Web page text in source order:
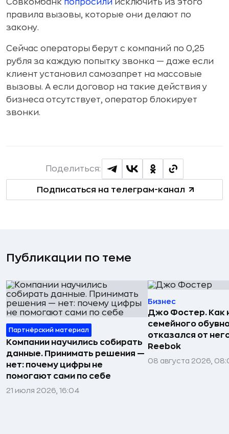
Совкомбанк попросили исключить из этого
правила вызовы, которые они делают по
закону.
Сейчас операторы берут с компаний по 0,25
рубля за каждую попытку звонка — даже если
клиент установил самозапрет на массовые
вызовы. А если договор на такие действия у
бизнеса отсутствует, оператор блокирует
звонки.
Подписаться на телеграм-канал
Поделиться:
Публикации по теме
Партнёрский материал
Компании научились собирать
данные. Принимать решения —
нет: почему цифры не
помогают сами по себе
21 июля 2026, 16:04
Бизнес
Джо Фостер. Как
семейного
отказался от
Reebok
08 августа 2026,